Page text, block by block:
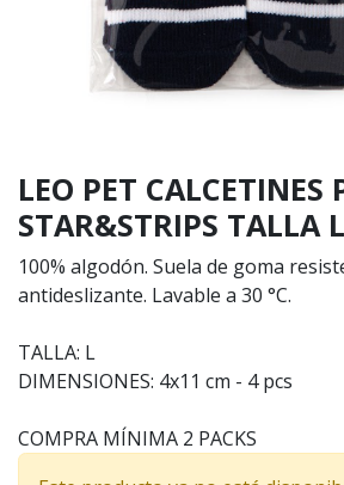
LEO PET CALCETINES
STAR&STRIPS TALLA
100% algodón. Suela de goma
antideslizante. Lavable a 30 °C.
TALLA: L
DIMENSIONES: 4x11 cm - 4 pcs
COMPRA MÍNIMA 2 PACKS